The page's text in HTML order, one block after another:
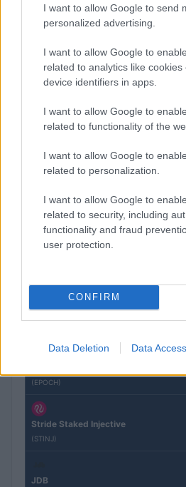
I want to allow Google to send
personalized advertising.
I want to allow Google to
related to analytics like cookies
device identifiers in apps.
I want to allow Google to
related to functionality of the
I want to allow Google to
related to personalization.
I want to allow Google to
related to security, including
functionality and fraud
user protection.
CONFIRM
Data Deletion Data Access
Brentolie daalt naar 88.9 dollar:
CRYPTOKOERSEN
Naam
Kinza Babylon Staked BTC
(EPOCH)
Stride Staked Injective
(STINJ)
JDB